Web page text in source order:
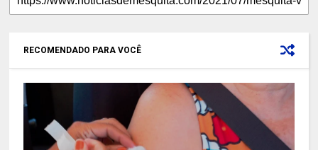
RECOMENDADO PARA VOCÊ